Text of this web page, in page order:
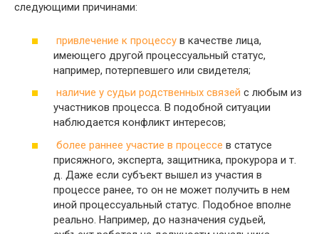
следующими причинами:
привлечение к процессу в качестве лица,
имеющего другой процессуальный статус,
например, потерпевшего или свидетеля;
наличие у судьи родственных связей с любым из
участников процесса. В подобной ситуации
наблюдается конфликт интересов;
более раннее участие в процессе в статусе
присяжного, эксперта, защитника, прокурора и т.
д. Даже если субъект вышел из участия в
процессе ранее, то он не может получить в нем
иной процессуальный статус. Подобное вполне
реально. Например, до назначения судьей,